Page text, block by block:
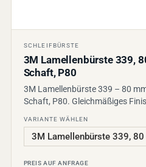
SCHLEIFBÜRSTE
3M Lamellenbürste 339,
Schaft, P80
3M Lamellenbürste 339 – 80
Schaft, P80. Gleichmäßiges
VARIANTE WÄHLEN
PREIS AUF ANFRAGE